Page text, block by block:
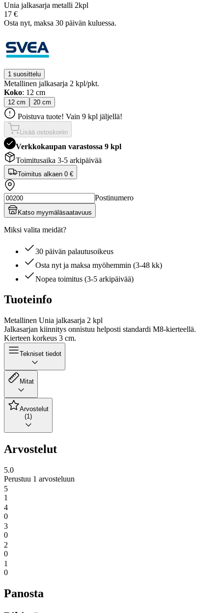
Unia jalkasarja metalli 2kpl
17 €
Osta nyt, ­maksa 30 päivän kuluessa.
1 suosittelu
Metallinen jalkasarja 2 kpl/pkt.
Koko: 12 cm
12 cm 20 cm
Poistuva tuote! Vain 9 kpl jäljellä!
Lisää ostoskoriin
Verkkokaupan varastossa 9 kpl
Toimitusaika 3-5 arkipäivää
Toimitus alkaen 0 €
Postinumero
Katso myymäläsaatavuus
Miksi valita meidät?
30 päivän palautusoikeus
Osta nyt ja maksa myöhemmin (3-48 kk)
Nopea toimitus (3-5 arkipäivää)
Tuoteinfo
Metallinen Unia jalkasarja 2 kpl
Jalkasarjan kiinnitys onnistuu helposti standardi M8-kierteellä.
Kierteen korkeus 3 cm.
Tekniset tiedot
Mitat
Arvostelut
(1)
Arvostelut
5.0
Perustuu 1 arvosteluun
5
1
4
0
3
0
2
0
1
0
Panosta